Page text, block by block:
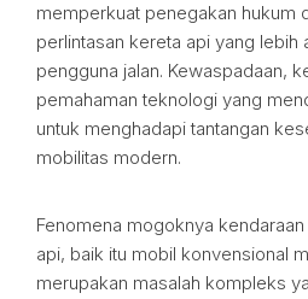
memperkuat penegakan hukum
perlintasan kereta api yang lebih
pengguna jalan. Kewaspadaan,
pemahaman teknologi yang
untuk menghadapi tantangan
mobilitas modern.
Fenomena mogoknya
api, baik itu mobil konvensional
merupakan masalah kompleks